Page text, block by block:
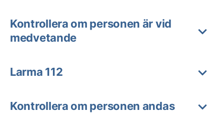
Kontrollera om personen är vid
medvetande
Larma 112
Kontrollera om personen andas